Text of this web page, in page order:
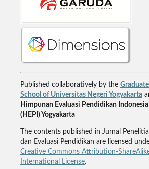
Published collaboratively by the Graduate
School of Universitas Negeri Yogyakarta
Himpunan Evaluasi Pendidikan Indonesia
(HEPI) Yogyakarta
The contents published in Jurnal
dan Evaluasi Pendidikan are licensed
Creative Commons Attribution-
International License.